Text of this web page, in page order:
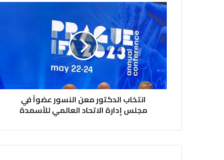
انتخاب
الدكتور
معن
النسور
عضواً
في
مجلس
إدارة
الاتحاد
للأسمدة
انتخاب الدكتور معن النسور عضواً في
مجلس إدارة الاتحاد العالمي للأسمدة